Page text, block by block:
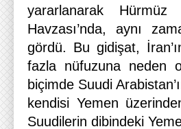
yararlanarak
Havzası’nda, aynı
gördü. Bu gidişat,
fazla nüfuzuna neden
biçimde Suudi
kendisi Yemen
Suudilerin dibindeki